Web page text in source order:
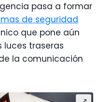
pasa a formar
de seguridad
que pone aún
luces traseras
la comunicación